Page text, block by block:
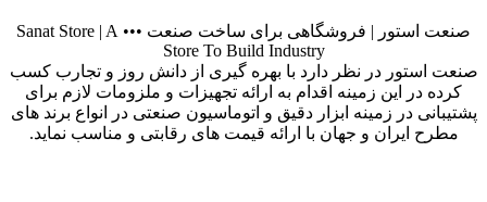
صنعت استور | فروشگاهی برای ساخت صنعت •••
Sanat Store | A
Store To Build Industry
صنعت استور در نظر دارد با بهره گیری از دانش روز و تجارب کسب
کرده در این زمینه اقدام به ارائه تجهیزات و ملزومات لازم برای
پشتیبانی در زمینه ابزار دقیق و اتوماسیون صنعتی در انواع برند های
مطرح ایران و جهان با ارائه قیمت های رقابتی و مناسب نماید.